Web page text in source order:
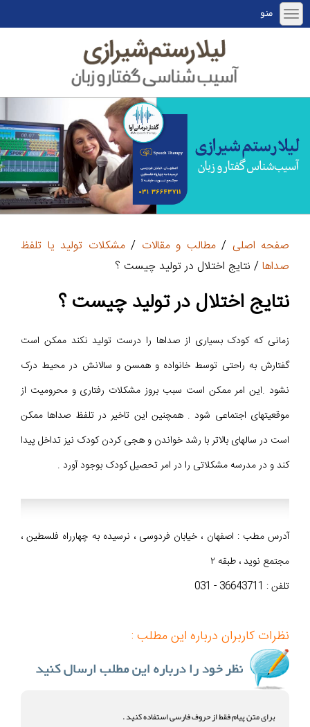
منو
صفحه اصلی /مطالب و مقالات /مشکلات تولید یا تلفظ
صداها / نتایج اختلال در تولید چیست ؟
نتایج اختلال در تولید چیست ؟
زمانی که کودک بسیاری از صداها را درست تولید نکند ممکن است
گفتارش به راحتی توسط خانواده و همسن و سالانش در محیط درک
نشود .این امر ممکن است سبب بروز مشکلات رفتاری و محرومیت از
موقعیتهای اجتماعی شود . همچنین این تاخیر در تلفظ صداها ممکن
است در سالهای بالاتر با رشد خواندن و هجی کردن کودک نیز تداخل پیدا
کند و در مدرسه مشکلاتی را در امر تحصیل کودک بوجود آورد .
آدرس مطب : اصفهان ، خیابان فردوسی ، نرسیده به چهارراه فلسطین ،
مجتمع نوید ، طبقه ۲
تلفن : 36643711 - 031
نظرات کاربران درباره این مطلب :
برای متن پیام فقط از حروف فارسی استفاده کنید .